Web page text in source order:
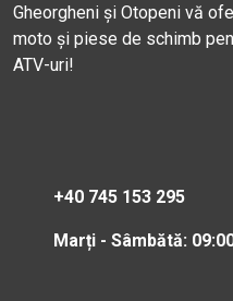
Gheorgheni și Otopeni vă
moto și piese de schimb
ATV-uri!
+40 745 153 295
Marți - Sâmbătă: